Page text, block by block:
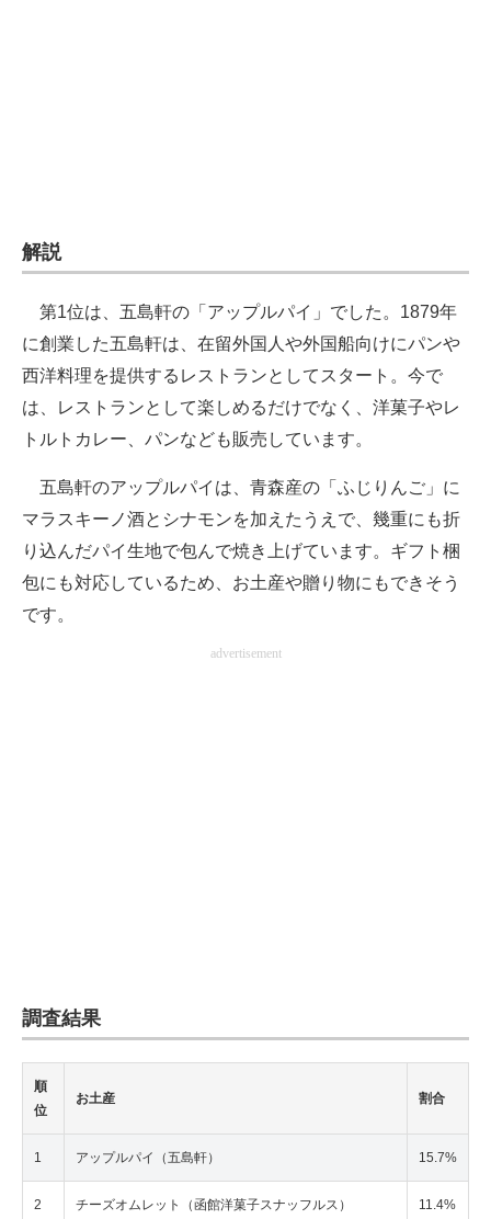
エネルギーの専門メディア
ちょっと気になるネットの話題
解説
第1位は、五島軒の「アップルパイ」でした。1879年
に創業した五島軒は、在留外国人や外国船向けにパンや
西洋料理を提供するレストランとしてスタート。今で
は、レストランとして楽しめるだけでなく、洋菓子やレ
トルトカレー、パンなども販売しています。
五島軒のアップルパイは、青森産の「ふじりんご」に
マラスキーノ酒とシナモンを加えたうえで、幾重にも折
り込んだパイ生地で包んで焼き上げています。ギフト梱
包にも対応しているため、お土産や贈り物にもできそう
です。
advertisement
調査結果
順
位
お土産 割合
1 アップルパイ（五島軒） 15.7%
2 チーズオムレット（函館洋菓子スナッフルス） 11.4%